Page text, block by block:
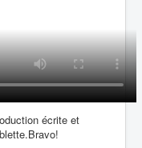
écrite et